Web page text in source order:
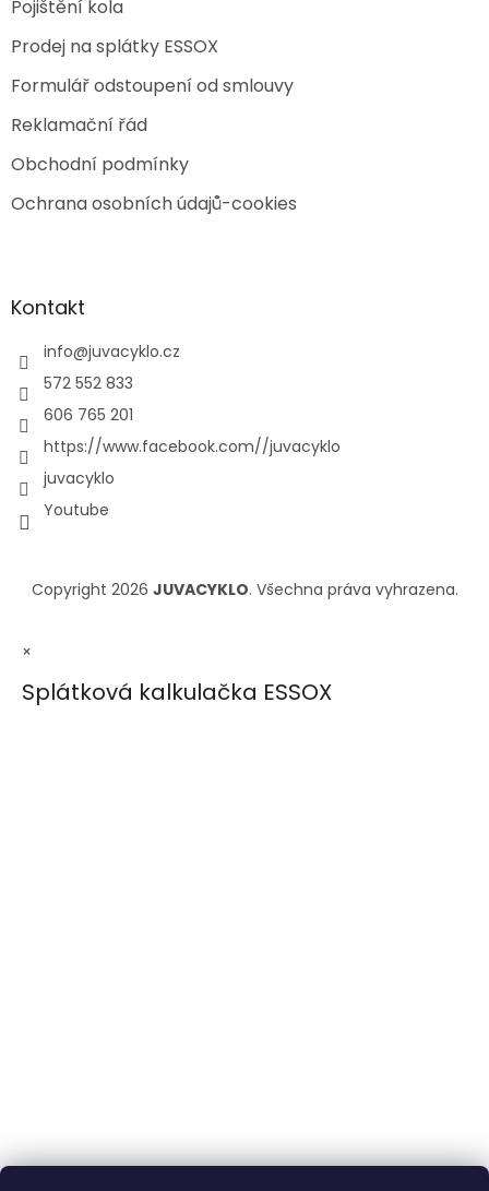
Pojištění kola
Prodej na splátky ESSOX
Formulář odstoupení od smlouvy
Reklamační řád
Obchodní podmínky
Ochrana osobních údajů-cookies
Kontakt
info@juvacyklo.cz
572 552 833
606 765 201
https://www.facebook.com//juvacyklo
juvacyklo
Youtube
Copyright 2026 JUVACYKLO. Všechna práva vyhrazena.
×
Splátková kalkulačka ESSOX